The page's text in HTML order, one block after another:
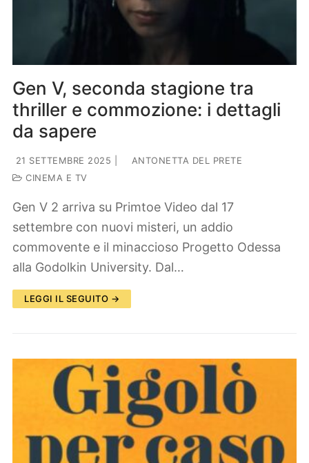
Viaggi
Zodiaco
Gen V, seconda stagione tra
thriller e commozione: i dettagli
da sapere
21 SETTEMBRE 2025
ANTONETTA DEL PRETE
CINEMA E TV
Gen V 2 arriva su Primtoe Video dal 17
settembre con nuovi misteri, un addio
commovente e il minaccioso Progetto Odessa
alla Godolkin University. Dal…
LEGGI IL SEGUITO →